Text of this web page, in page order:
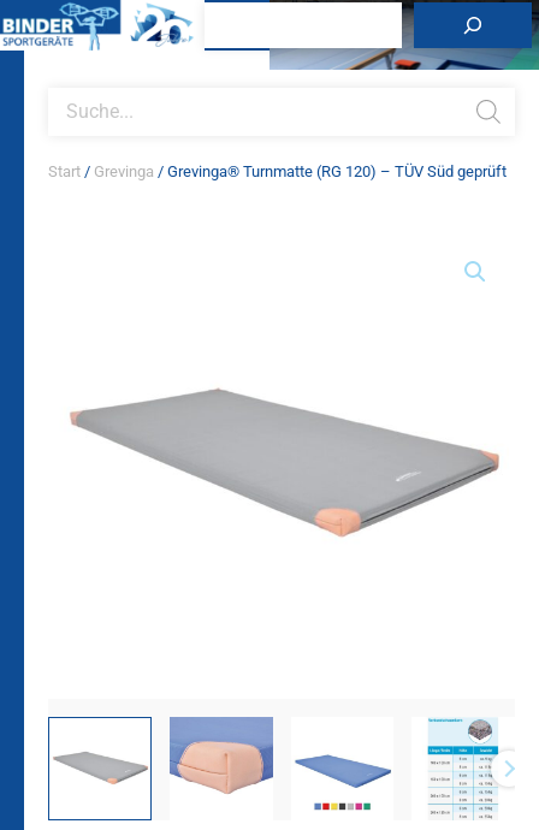
Inhalt
search
Start / Grevinga / Grevinga® Turnmatte (RG 120) – TÜV Süd geprüft
geprüft
Menge